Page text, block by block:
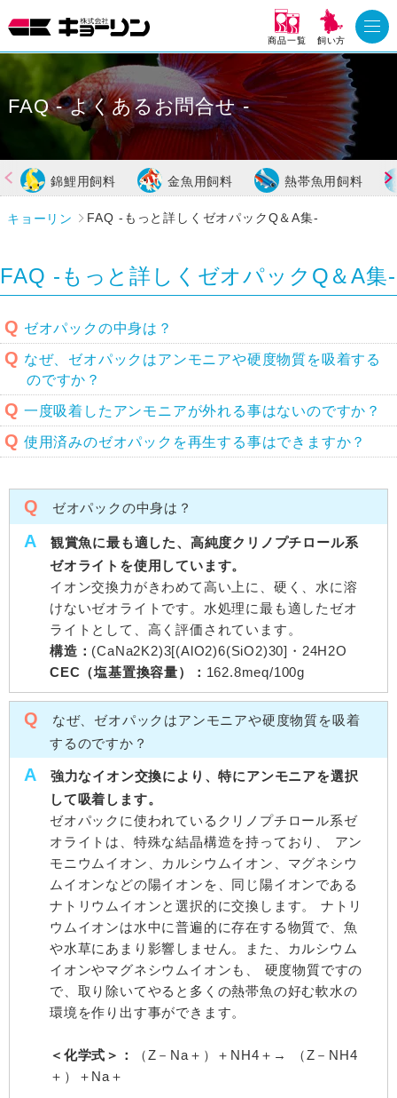
商品一覧 飼い方
FAQ - よくあるお問合せ -
錦鯉用飼料 金魚用飼料 熱帯魚用飼料
キョーリン FAQ -もっと詳しくゼオパックQ＆A集-
FAQ -もっと詳しくゼオパックQ＆A集-
Q ゼオパックの中身は？
Q なぜ、ゼオパックはアンモニアや硬度物質を吸着する
のですか？
Q 一度吸着したアンモニアが外れる事はないのですか？
Q 使用済みのゼオパックを再生する事はできますか？
Q ゼオパックの中身は？
A
観賞魚に最も適した、高純度クリノプチロール系
ゼオライトを使用しています。
イオン交換力がきわめて高い上に、硬く、水に溶
けないゼオライトです。水処理に最も適したゼオ
ライトとして、高く評価されています。
構造： (CaNa2K2)3[(AlO2)6(SiO2)30]・24H2O
CEC（塩基置換容量）： 162.8meq/100g
Q
なぜ、ゼオパックはアンモニアや硬度物質を吸着
するのですか？
A
強力なイオン交換により、特にアンモニアを選択
して吸着します。
ゼオパックに使われているクリノプチロール系ゼ
オライトは、特殊な結晶構造を持っており、 アン
モニウムイオン、カルシウムイオン、マグネシウ
ムイオンなどの陽イオンを、同じ陽イオンである
ナトリウムイオンと選択的に交換します。 ナトリ
ウムイオンは水中に普遍的に存在する物質で、魚
や水草にあまり影響しません。また、カルシウム
イオンやマグネシウムイオンも、 硬度物質ですの
で、取り除いてやると多くの熱帯魚の好む軟水の
環境を作り出す事ができます。
＜化学式＞：
（Z－Na＋）＋NH4＋→ （Z－NH4
＋）＋Na＋